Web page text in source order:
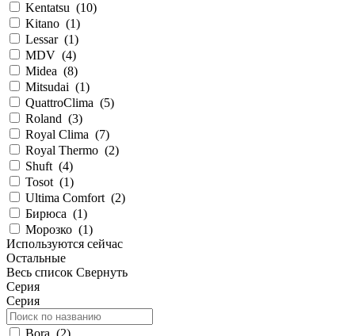
Kentatsu (10)
Kitano (1)
Lessar (1)
MDV (4)
Midea (8)
Mitsudai (1)
QuattroClima (5)
Roland (3)
Royal Clima (7)
Royal Thermo (2)
Shuft (4)
Tosot (1)
Ultima Comfort (2)
Бирюса (1)
Морозко (1)
Используются сейчас
Остальные
Весь список Свернуть
Серия
Серия